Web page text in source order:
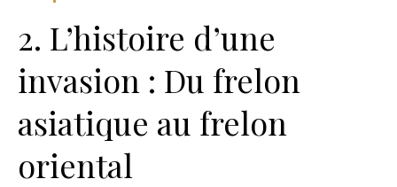
2. L’histoire d’une
invasion : Du frelon
asiatique au frelon
oriental